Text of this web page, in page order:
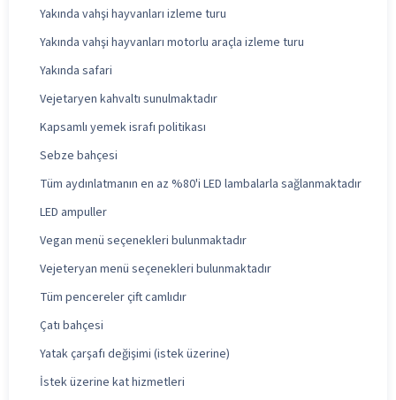
Yakında vahşi hayvanları izleme turu
Yakında vahşi hayvanları motorlu araçla izleme turu
Yakında safari
Vejetaryen kahvaltı sunulmaktadır
Kapsamlı yemek israfı politikası
Sebze bahçesi
Tüm aydınlatmanın en az %80'i LED lambalarla sağlanmaktadır
LED ampuller
Vegan menü seçenekleri bulunmaktadır
Vejeteryan menü seçenekleri bulunmaktadır
Tüm pencereler çift camlıdır
Çatı bahçesi
Yatak çarşafı değişimi (istek üzerine)
İstek üzerine kat hizmetleri